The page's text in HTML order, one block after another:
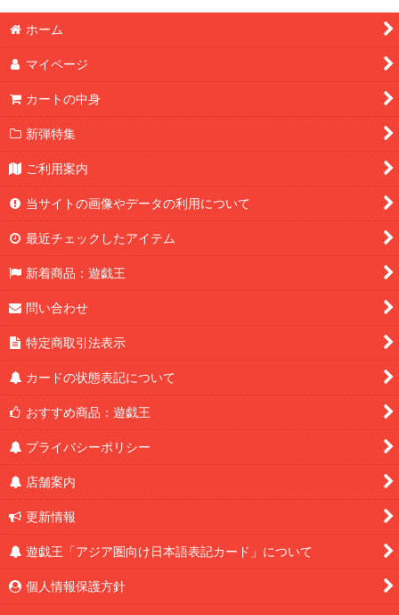
ホーム
マイページ
カートの中身
新弾特集
ご利用案内
当サイトの画像やデータの利用について
最近チェックしたアイテム
新着商品：遊戯王
問い合わせ
特定商取引法表示
カードの状態表記について
おすすめ商品：遊戯王
プライバシーポリシー
店舗案内
更新情報
遊戯王「アジア圏向け日本語表記カード」について
個人情報保護方針